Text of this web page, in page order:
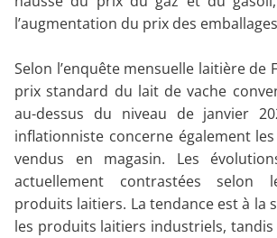
l’augmentation du prix des
Selon l’enquête mensuelle laitière de
prix standard du lait de vache
au-dessus du niveau de janvier
inflationniste concerne également
vendus en magasin. Les
actuellement contrastées selon
produits laitiers. La tendance est à la
les produits laitiers industriels,